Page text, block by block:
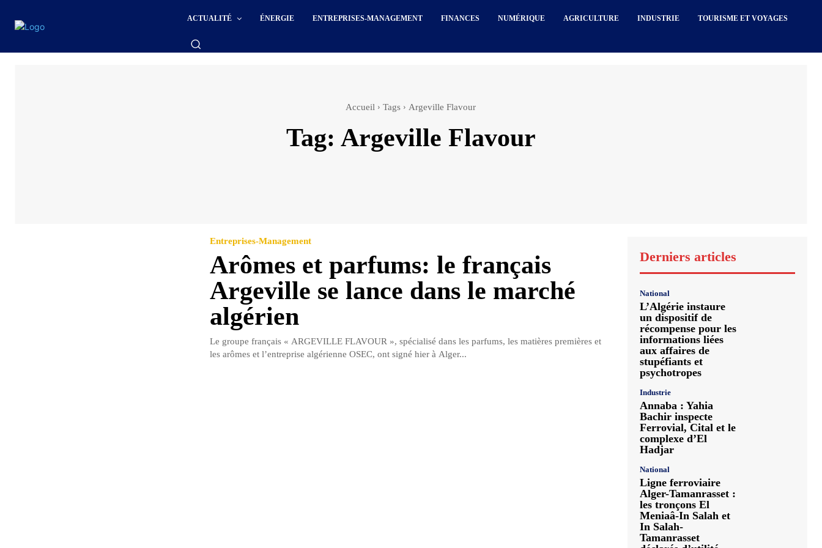
ACTUALITÉ ÉNERGIE ENTREPRISES-MANAGEMENT FINANCES NUMÉRIQUE AGRICULTURE INDUSTRIE TOURISME ET VOYAGES
Accueil Tags Argeville Flavour
Tag: Argeville Flavour
Entreprises-Management
Arômes et parfums: le français
Argeville se lance dans le marché
algérien
Le groupe français « ARGEVILLE FLAVOUR », spécialisé dans les parfums, les matières premières et
les arômes et l’entreprise algérienne OSEC, ont signé hier à Alger...
Derniers articles
National
L’Algérie instaure
un dispositif de
récompense pour les
informations liées
aux affaires de
stupéfiants et
psychotropes
Industrie
Annaba : Yahia
Bachir inspecte
Ferrovial, Cital et le
complexe d’El
Hadjar
National
Ligne ferroviaire
Alger-Tamanrasset :
les tronçons El
Meniaâ-In Salah et
In Salah-
Tamanrasset